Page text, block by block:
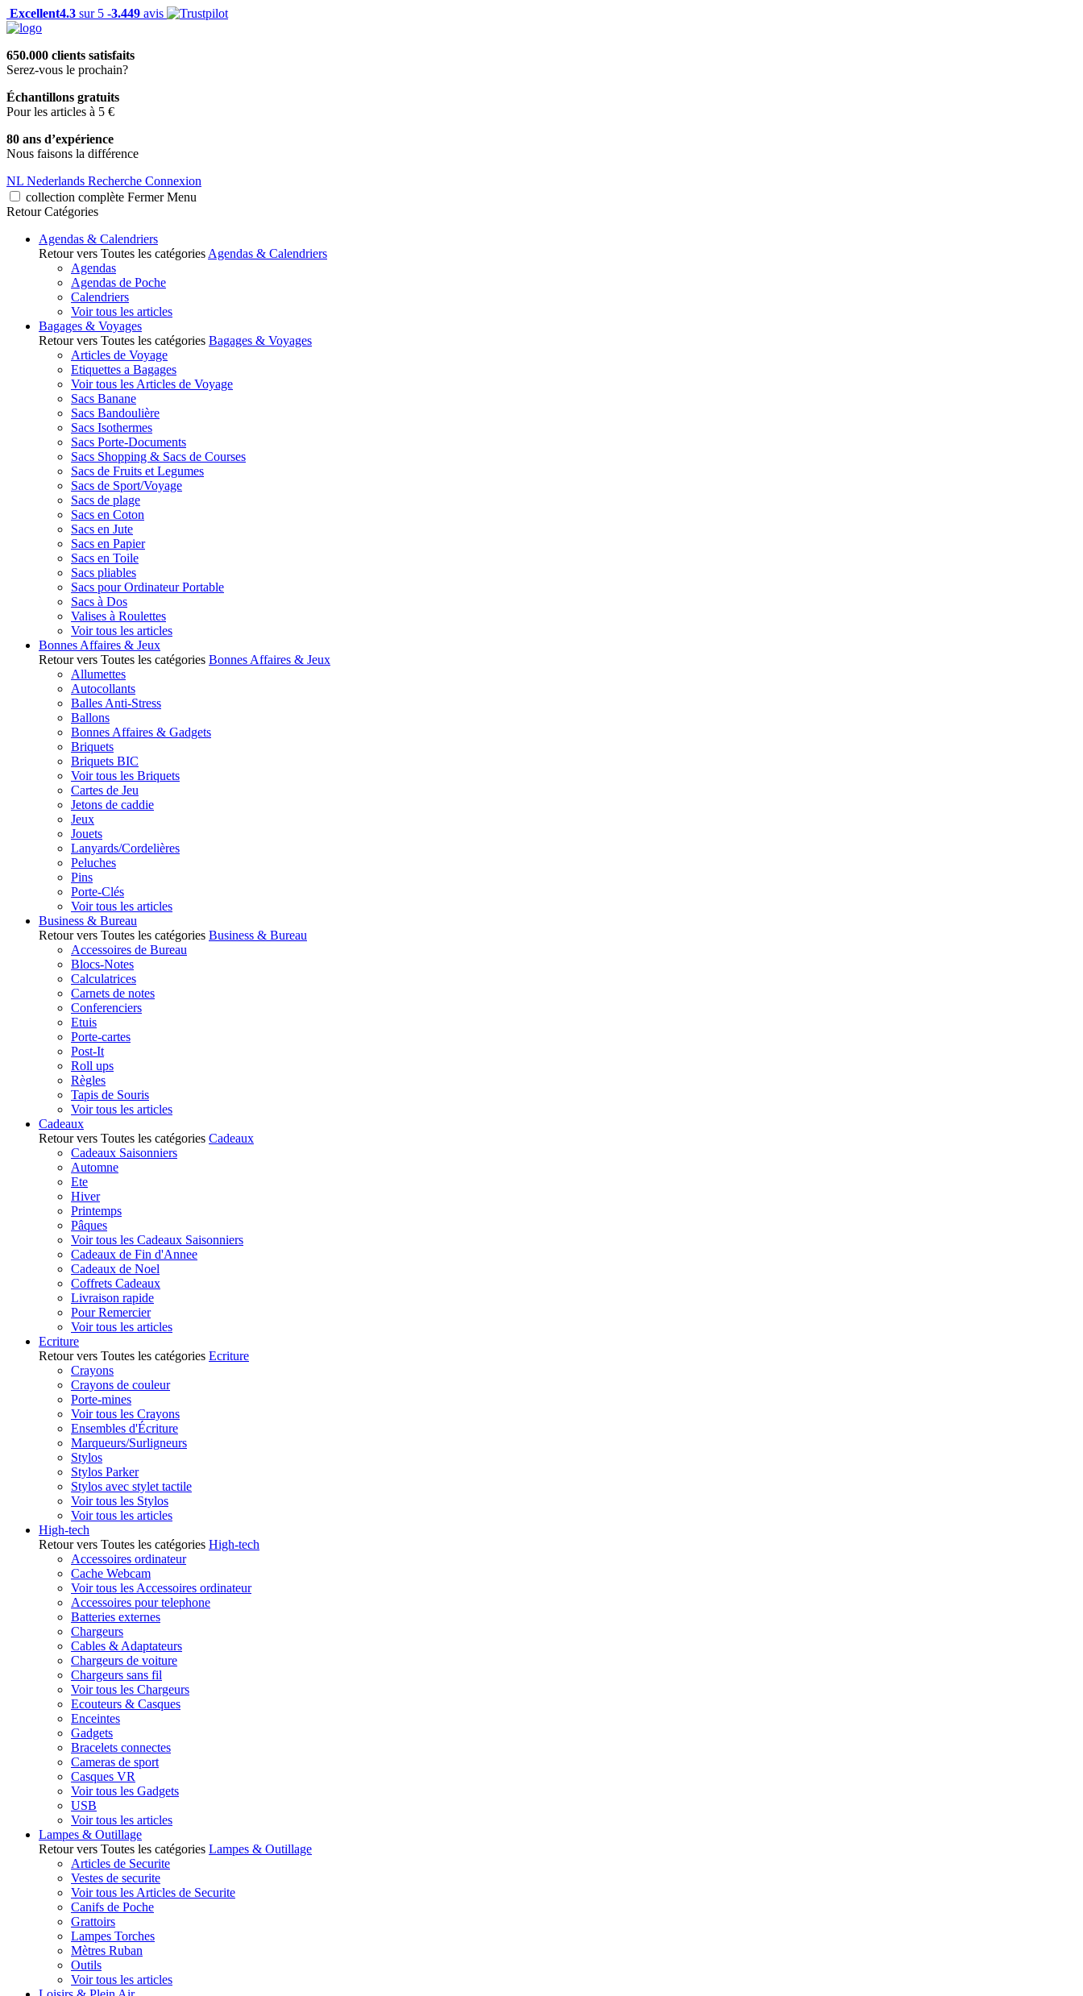
Excellent4.3 sur 5 -3.449 avis
650.000 clients satisfaits
Serez-vous le prochain?
Échantillons gratuits
Pour les articles à 5 €
80 ans d’expérience
Nous faisons la différence
NL Nederlands Recherche Connexion
collection complète Fermer Menu
Retour Catégories
Agendas & Calendriers
Retour vers Toutes les catégories Agendas & Calendriers
Agendas
Agendas de Poche
Calendriers
Voir tous les articles
Bagages & Voyages
Retour vers Toutes les catégories Bagages & Voyages
Articles de Voyage
Etiquettes a Bagages
Voir tous les Articles de Voyage
Sacs Banane
Sacs Bandoulière
Sacs Isothermes
Sacs Porte-Documents
Sacs Shopping & Sacs de Courses
Sacs de Fruits et Legumes
Sacs de Sport/Voyage
Sacs de plage
Sacs en Coton
Sacs en Jute
Sacs en Papier
Sacs en Toile
Sacs pliables
Sacs pour Ordinateur Portable
Sacs à Dos
Valises à Roulettes
Voir tous les articles
Bonnes Affaires & Jeux
Retour vers Toutes les catégories Bonnes Affaires & Jeux
Allumettes
Autocollants
Balles Anti-Stress
Ballons
Bonnes Affaires & Gadgets
Briquets
Briquets BIC
Voir tous les Briquets
Cartes de Jeu
Jetons de caddie
Jeux
Jouets
Lanyards/Cordelières
Peluches
Pins
Porte-Clés
Voir tous les articles
Business & Bureau
Retour vers Toutes les catégories Business & Bureau
Accessoires de Bureau
Blocs-Notes
Calculatrices
Carnets de notes
Conferenciers
Etuis
Porte-cartes
Post-It
Roll ups
Règles
Tapis de Souris
Voir tous les articles
Cadeaux
Retour vers Toutes les catégories Cadeaux
Cadeaux Saisonniers
Automne
Ete
Hiver
Printemps
Pâques
Voir tous les Cadeaux Saisonniers
Cadeaux de Fin d'Annee
Cadeaux de Noel
Coffrets Cadeaux
Livraison rapide
Pour Remercier
Voir tous les articles
Ecriture
Retour vers Toutes les catégories Ecriture
Crayons
Crayons de couleur
Porte-mines
Voir tous les Crayons
Ensembles d'Écriture
Marqueurs/Surligneurs
Stylos
Stylos Parker
Stylos avec stylet tactile
Voir tous les Stylos
Voir tous les articles
High-tech
Retour vers Toutes les catégories High-tech
Accessoires ordinateur
Cache Webcam
Voir tous les Accessoires ordinateur
Accessoires pour telephone
Batteries externes
Chargeurs
Cables & Adaptateurs
Chargeurs de voiture
Chargeurs sans fil
Voir tous les Chargeurs
Ecouteurs & Casques
Enceintes
Gadgets
Bracelets connectes
Cameras de sport
Casques VR
Voir tous les Gadgets
USB
Voir tous les articles
Lampes & Outillage
Retour vers Toutes les catégories Lampes & Outillage
Articles de Securite
Vestes de securite
Voir tous les Articles de Securite
Canifs de Poche
Grattoirs
Lampes Torches
Mètres Ruban
Outils
Voir tous les articles